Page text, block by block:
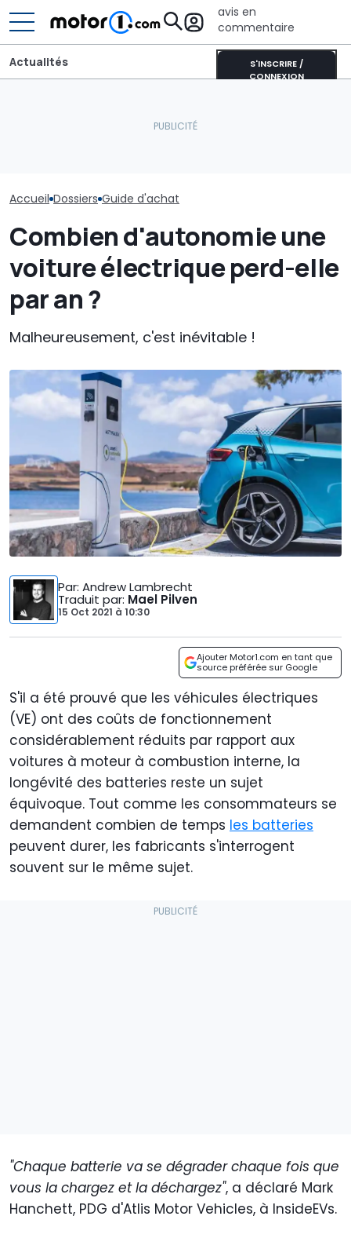
avis en
commentaire
S'INSCRIRE /
CONNEXION
Actualités
Accueil Dossiers Guide d'achat
Combien d'autonomie une
voiture électrique perd-elle
par an ?
Malheureusement, c'est inévitable !
Par: Andrew Lambrecht
Traduit par: Mael Pilven
15 Oct 2021 à 10:30
Ajouter Motor1.com en tant que
source préférée sur Google
S'il a été prouvé que les véhicules électriques
(VE) ont des coûts de fonctionnement
considérablement réduits par rapport aux
voitures à moteur à combustion interne, la
longévité des batteries reste un sujet
équivoque. Tout comme les consommateurs se
demandent combien de temps les batteries
peuvent durer, les fabricants s'interrogent
souvent sur le même sujet.
"Chaque batterie va se dégrader chaque fois que
vous la chargez et la déchargez", a déclaré Mark
Hanchett, PDG d'Atlis Motor Vehicles, à InsideEVs.